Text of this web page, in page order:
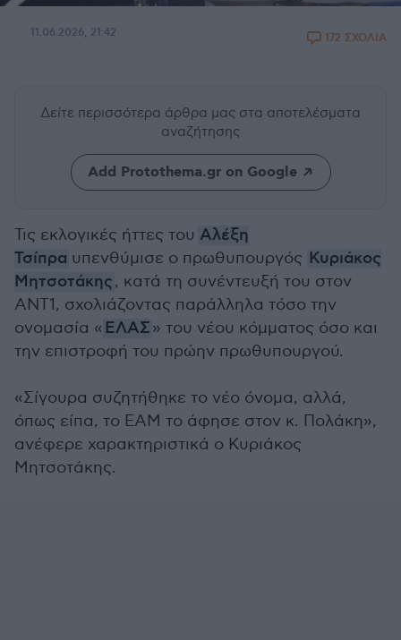
11.06.2026, 21:42 172 ΣΧΟΛΙΑ
Δείτε περισσότερα άρθρα μας στα αποτελέσματα
αναζήτησης
Add Protothema.gr on Google
Τις εκλογικές ήττες του Αλέξη
Τσίπρα υπενθύμισε ο πρωθυπουργός Κυριάκος
Μητσοτάκης, κατά τη συνέντευξή του στον
ΑΝΤ1, σχολιάζοντας παράλληλα τόσο την
ονομασία « ΕΛΑΣ» του νέου κόμματος όσο και
την επιστροφή του πρώην πρωθυπουργού.
«Σίγουρα συζητήθηκε το νέο όνομα, αλλά,
όπως είπα, το ΕΑΜ το άφησε στον κ. Πολάκη»,
ανέφερε χαρακτηριστικά ο Κυριάκος
Μητσοτάκης.